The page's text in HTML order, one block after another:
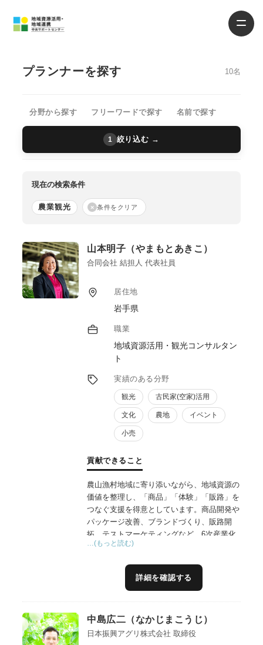
プランナーを探す 10名
分野から探す フリーワードで探す 名前で探す
1 絞り込む →
現在の検索条件
農業観光 × 条件をクリア
山本明子（やまもとあきこ）
合同会社 結担人 代表社員
居住地
岩手県
職業
地域資源活用・観光コンサルタン
ト
実績のある分野
観光 古民家(空家)活用
文化 農地 イベント
小売
貢献できること
農山漁村地域に寄り添いながら、地域資源の
価値を整理し、「商品」「体験」「販路」を
つなぐ支援を得意としています。商品開発や
パッケージ改善、ブランドづくり、販路開
拓、テストマーケティングなど、6次産業化
に関する実践的な支援に加え、地域資源を活
開発、インバウンド対応、グリーンツーリズ
ム推進にも取り組んでいます。
者など多様な主体をつなぎながら、その地域
ならではの魅力やストーリーを活かした価値
…(もっと読む)
詳細を確認する
中島広二（なかじまこうじ）
日本振興アグリ株式会社 取締役